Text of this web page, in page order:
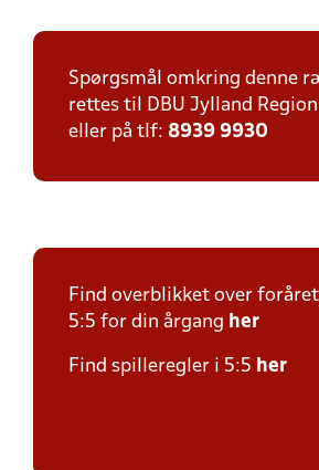
Spørgsmål omkring denne
rettes til DBU Jylland Region
eller på tlf: 8939 9930
Find overblikket over
5:5 for din årgang her
Find spilleregler i 5:5 her